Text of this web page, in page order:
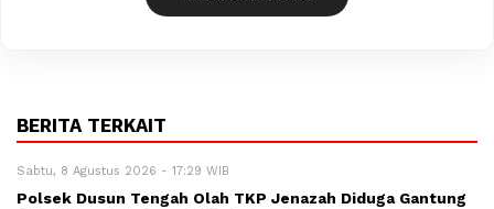
BERITA TERKAIT
Sabtu, 8 Agustus 2026 - 17:29 WIB
Polsek Dusun Tengah Olah TKP Jenazah Diduga Gantung